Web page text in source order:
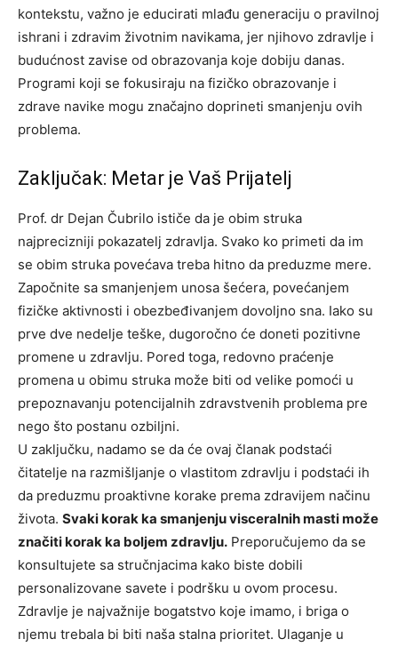
kontekstu, važno je educirati mlađu generaciju o pravilnoj
ishrani i zdravim životnim navikama, jer njihovo zdravlje i
budućnost zavise od obrazovanja koje dobiju danas.
Programi koji se fokusiraju na fizičko obrazovanje i
zdrave navike mogu značajno doprineti smanjenju ovih
problema.
Zaključak: Metar je Vaš Prijatelj
Prof. dr Dejan Čubrilo ističe da je obim struka
najprecizniji pokazatelj zdravlja. Svako ko primeti da im
se obim struka povećava treba hitno da preduzme mere.
Započnite sa smanjenjem unosa šećera, povećanjem
fizičke aktivnosti i obezbeđivanjem dovoljno sna. Iako su
prve dve nedelje teške, dugoročno će doneti pozitivne
promene u zdravlju. Pored toga, redovno praćenje
promena u obimu struka može biti od velike pomoći u
prepoznavanju potencijalnih zdravstvenih problema pre
nego što postanu ozbiljni.
U zaključku, nadamo se da će ovaj članak podstaći
čitatelje na razmišljanje o vlastitom zdravlju i podstaći ih
da preduzmu proaktivne korake prema zdravijem načinu
života. Svaki korak ka smanjenju visceralnih masti može
značiti korak ka boljem zdravlju. Preporučujemo da se
konsultujete sa stručnjacima kako biste dobili
personalizovane savete i podršku u ovom procesu.
Zdravlje je najvažnije bogatstvo koje imamo, i briga o
njemu trebala bi biti naša stalna prioritet. Ulaganje u